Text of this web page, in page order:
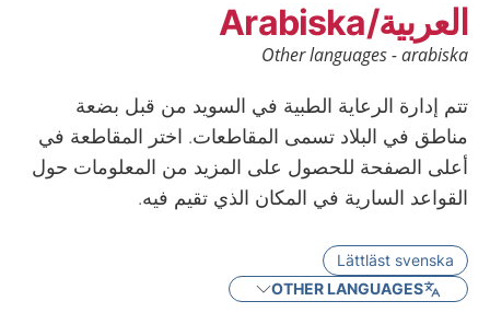
العربية/Arabiska
Other languages - arabiska
تتم إدارة الرعاية الطبية في السويد من قبل بضعة
مناطق في البلاد تسمى المقاطعات. اختر المقاطعة في
أعلى الصفحة للحصول على المزيد من المعلومات حول
القواعد السارية في المكان الذي تقيم فيه.
Lättläst svenska
OTHER LANGUAGES